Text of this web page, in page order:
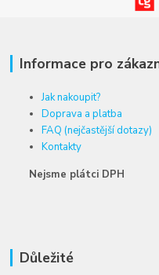
Informace pro
Jak nakoupit?
Doprava a platba
FAQ (nejčastější dotazy)
Kontakty
Nejsme plátci DPH
Důležité